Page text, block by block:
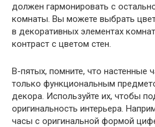
должен гармонировать с
комнаты. Вы можете выбрать
в декоративных элементах
контраст с цветом стен.
В-пятых, помните, что настенные
только функциональным
декора. Используйте их, чтобы
оригинальность интерьера.
часы с оригинальной формой